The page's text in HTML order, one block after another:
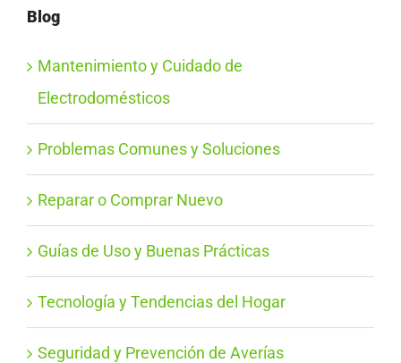
Blog
Mantenimiento y Cuidado de
Electrodomésticos
Problemas Comunes y Soluciones
Reparar o Comprar Nuevo
Guías de Uso y Buenas Prácticas
Tecnología y Tendencias del Hogar
Seguridad y Prevención de Averías